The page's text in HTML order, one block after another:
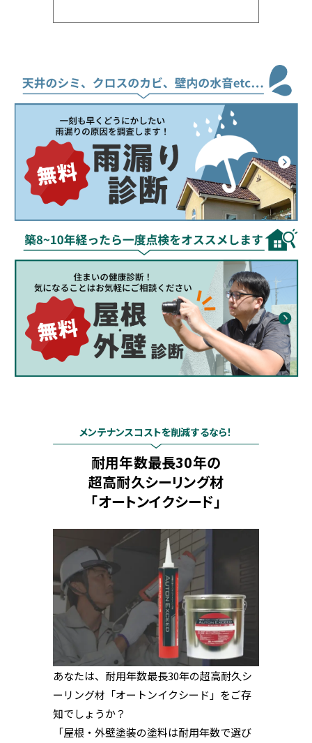
メンテナンスコストを削減するなら！
耐用年数最長30年の
超高耐久シーリング材
「オートンイクシード」
あなたは、耐用年数最長30年の超高耐久シ
ーリング材「オートンイクシード」をご存
知でしょうか？
「屋根・外壁塗装の塗料は耐用年数で選び